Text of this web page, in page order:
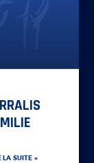
LA SUITE »